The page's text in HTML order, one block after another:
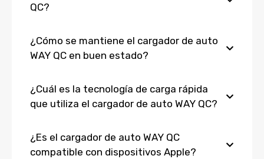
QC?
¿Cómo se mantiene el cargador de auto
WAY QC en buen estado?
¿Cuál es la tecnología de carga rápida
que utiliza el cargador de auto WAY QC?
¿Es el cargador de auto WAY QC
compatible con dispositivos Apple?